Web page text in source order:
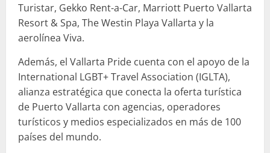
Turistar, Gekko Rent-a-Car, Marriott Puerto Vallarta
Resort & Spa, The Westin Playa Vallarta y la
aerolínea Viva.
Además, el Vallarta Pride cuenta con el apoyo de la
International LGBT+ Travel Association (IGLTA),
alianza estratégica que conecta la oferta turística
de Puerto Vallarta con agencias, operadores
turísticos y medios especializados en más de 100
países del mundo.